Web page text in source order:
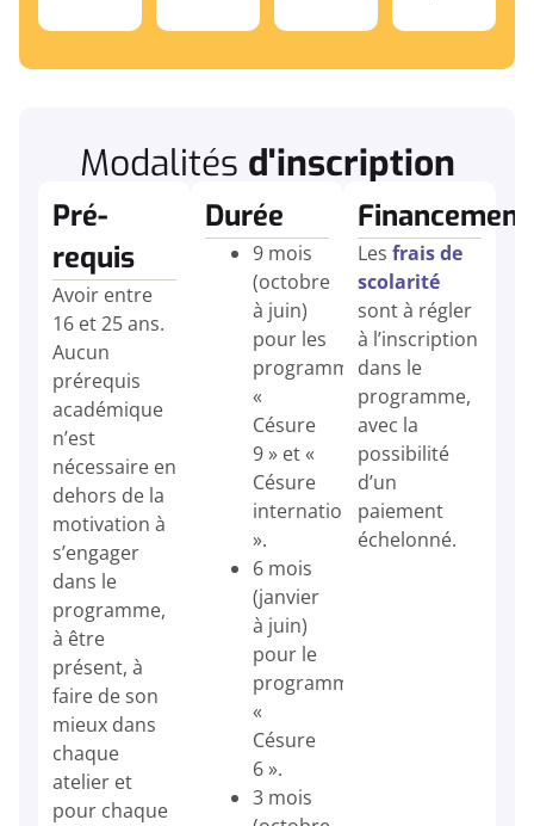
Modalités d'inscription
Pré-
requis
Avoir entre
16 et 25 ans.
Aucun
prérequis
académique
n’est
nécessaire en
dehors de la
motivation à
s’engager
dans le
programme,
à être
présent, à
faire de son
mieux dans
chaque
atelier et
pour chaque
Durée
9 mois
(octobre
à juin)
pour les
programmes
«
Césure
9 » et «
Césure
internationale
».
6 mois
(janvier
à juin)
pour le
programme
«
Césure
6 ».
3 mois
Financement
Les frais de
scolarité
sont à régler
à l’inscription
dans le
programme,
avec la
possibilité
d’un
paiement
échelonné.